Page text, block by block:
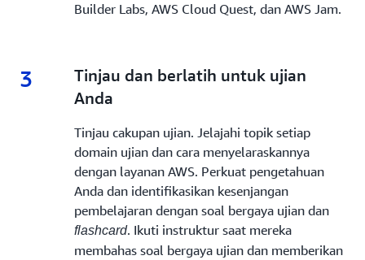
Builder Labs, AWS Cloud Quest, dan AWS Jam.
3 3.
Tinjau dan berlatih untuk ujian
Anda
Tinjau cakupan ujian. Jelajahi topik setiap
domain ujian dan cara menyelaraskannya
dengan layanan AWS. Perkuat pengetahuan
Anda dan identifikasikan kesenjangan
pembelajaran dengan soal bergaya ujian dan
flashcard. Ikuti instruktur saat mereka
membahas soal bergaya ujian dan memberikan